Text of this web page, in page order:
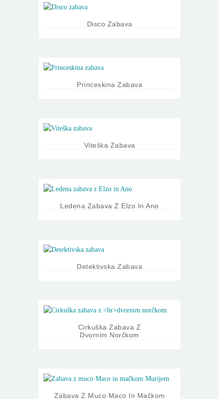
Disco Zabava
Princeskina Zabava
Viteška Zabava
Ledena Zabava Z Elzo In Ano
Detektivska Zabava
Cirkuška Zabava Z
Dvornim Norčkom
Zabava Z Muco Maco In Mačkom